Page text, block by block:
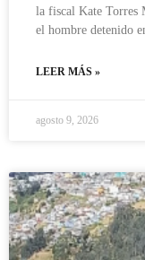
la fiscal Kate Torres
el hombre detenido
LEER MÁS »
agosto 9, 2026